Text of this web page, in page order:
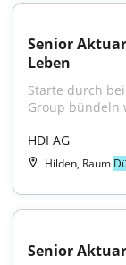
Senior
Leben
Starte durch
Group bündeln
HDI AG
Hilden, Raum
Senior